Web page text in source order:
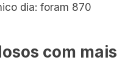
dia: foram 870
com mais